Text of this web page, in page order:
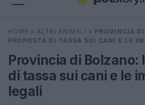
Cerca
HOME » ALTRI ANIMALI » PROVINCIA
PROPOSTA DI TASSA SUI CANI E LE
Provincia di Bolzano:
di tassa sui cani e le
legali